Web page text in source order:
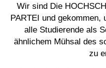
Wir sind Die
PARTEI und
alle Studierende als
ähnlichem Mühsal des
zu